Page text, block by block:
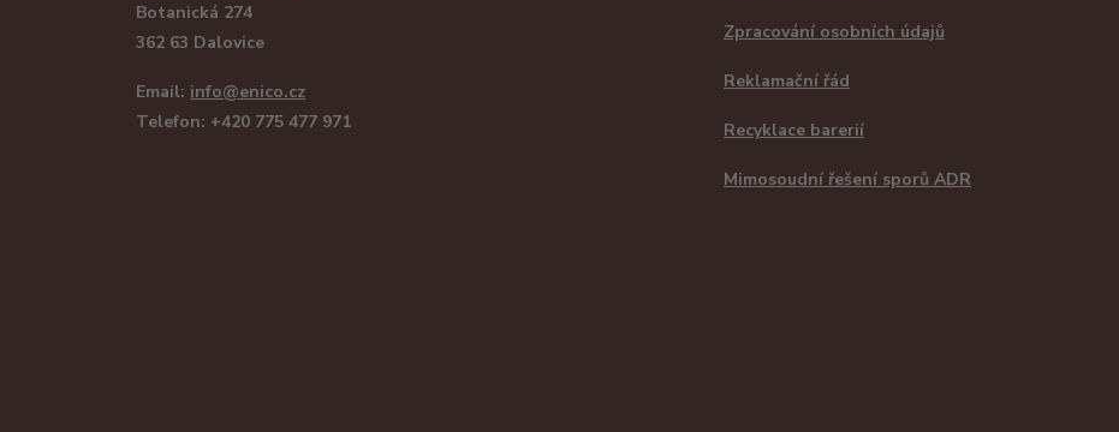
Botanická 274
362 63 Dalovice
Email: info@enico.cz
Telefon: +420 775 477 971
Zpracování osobních údajů
Reklamační řád
Recyklace barerií
Mimosoudní řešení sporů ADR